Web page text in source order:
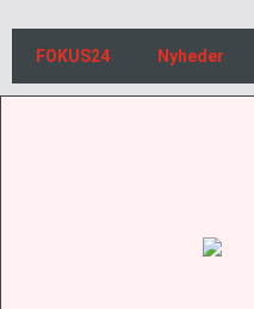
FOKUS24 Nyheder